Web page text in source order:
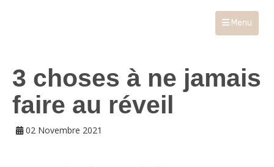
Menu
3 choses à ne jamais
faire au réveil
02 Novembre 2021